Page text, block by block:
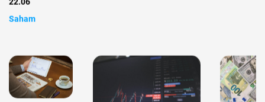
22.06
Saham